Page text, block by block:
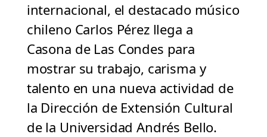
internacional, el destacado músico
chileno Carlos Pérez llega a
Casona de Las Condes para
mostrar su trabajo, carisma y
talento en una nueva actividad de
la Dirección de Extensión Cultural
de la Universidad Andrés Bello.